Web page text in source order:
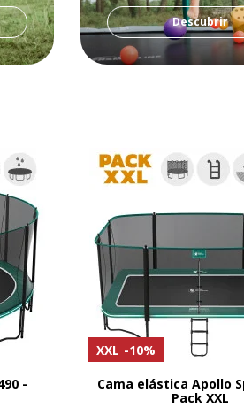
Descubrir
-
XXL -10%
Cama elástica Apollo
Pack XXL